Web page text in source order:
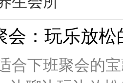
会所
高端商务洽谈接
商务洽谈和贵宾接待
湖边那样游人如织、